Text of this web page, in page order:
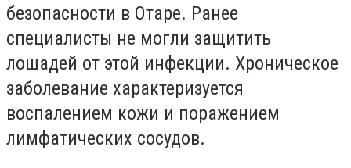
безопасности в Отаре. Ранее
специалисты не могли защитить
лошадей от этой инфекции. Хроническое
заболевание характеризуется
воспалением кожи и поражением
лимфатических сосудов.